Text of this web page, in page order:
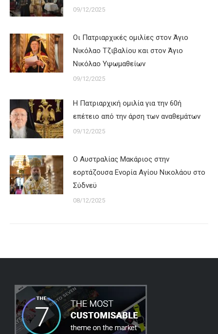
09/12/2025
Οι Πατριαρχικές ομιλίες στον Άγιο
Νικόλαο Τζιβαλίου και στον Άγιο
Νικόλαο Υψωμαθείων
09/12/2025
Η Πατριαρχική ομιλία για την 60ή
επέτειο από την άρση των αναθεμάτων
09/12/2025
Ο Αυστραλίας Μακάριος στην
εορτάζουσα Ενορία Αγίου Νικολάου στο
Σύδνεϋ
08/12/2025